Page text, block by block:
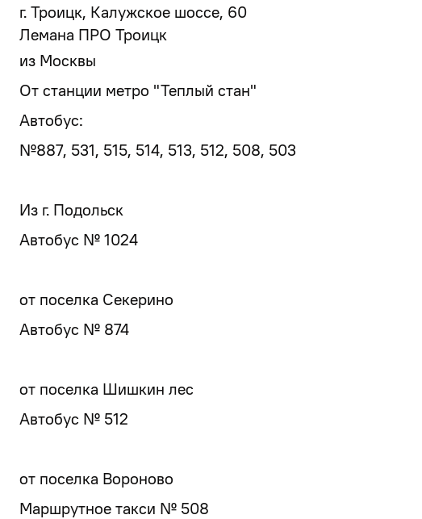
г. Троицк, Калужское шоссе, 60
Лемана ПРО Троицк
из Москвы
От станции метро "Теплый стан"
Автобус:
№887, 531, 515, 514, 513, 512, 508, 503
Из г. Подольск
Автобус № 1024
от поселка Секерино
Автобус № 874
от поселка Шишкин лес
Автобус № 512
от поселка Вороново
Маршрутное такси № 508